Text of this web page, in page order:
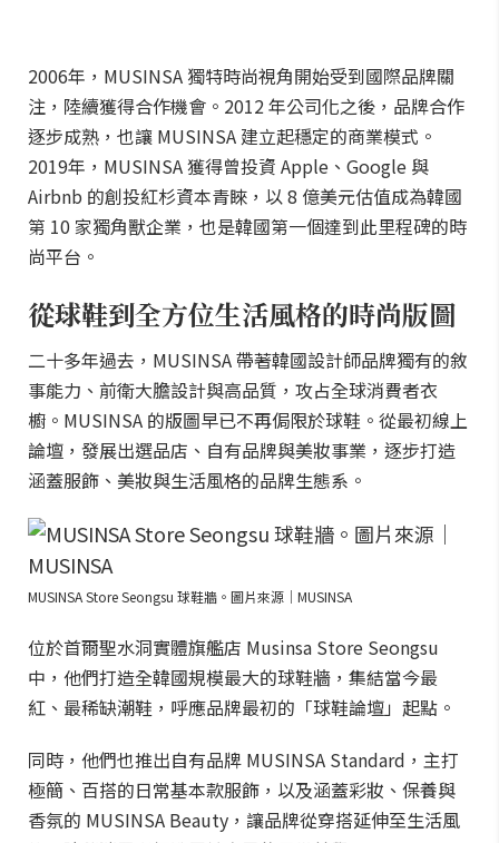
2006年，MUSINSA 獨特時尚視角開始受到國際品牌關
注，陸續獲得合作機會。2012 年公司化之後，品牌合作
逐步成熟，也讓 MUSINSA 建立起穩定的商業模式。
2019年，MUSINSA 獲得曾投資 Apple、Google 與
Airbnb 的創投紅杉資本青睞，以 8 億美元估值成為韓國
第 10 家獨角獸企業，也是韓國第一個達到此里程碑的時
尚平台。
從球鞋到全方位生活風格的時尚版圖
二十多年過去，MUSINSA 帶著韓國設計師品牌獨有的敘
事能力、前衛大膽設計與高品質，攻占全球消費者衣
櫥。MUSINSA 的版圖早已不再侷限於球鞋。從最初線上
論壇，發展出選品店、自有品牌與美妝事業，逐步打造
涵蓋服飾、美妝與生活風格的品牌生態系。
MUSINSA Store Seongsu 球鞋牆。圖片來源｜MUSINSA
位於首爾聖水洞實體旗艦店 Musinsa Store Seongsu
中，他們打造全韓國規模最大的球鞋牆，集結當今最
紅、最稀缺潮鞋，呼應品牌最初的「球鞋論壇」起點。
同時，他們也推出自有品牌 MUSINSA Standard，主打
極簡、百搭的日常基本款服飾，以及涵蓋彩妝、保養與
香氛的 MUSINSA Beauty，讓品牌從穿搭延伸至生活風